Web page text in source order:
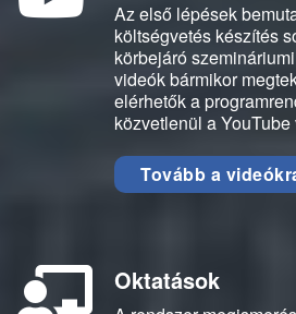
Az első lépések
költségvetés készítés
körbejáró
videók bármikor
elérhetők a
közvetlenül a
Tovább a
Oktatások